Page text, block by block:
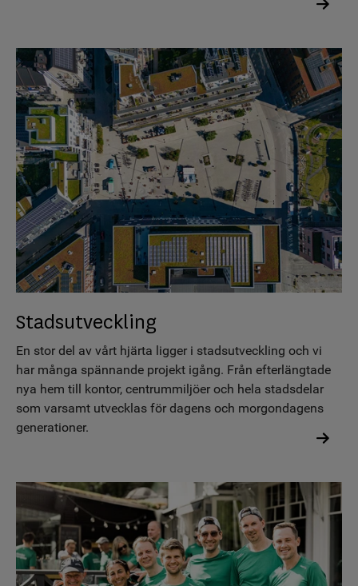
Stadsutveckling
En stor del av vårt hjärta ligger i stadsutveckling och vi
har många spännande projekt igång. Från efterlängtade
nya hem till kontor, centrummiljöer och hela stadsdelar
som varsamt utvecklas för dagens och morgondagens
generationer.